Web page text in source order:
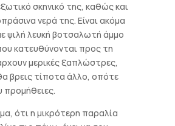
σκηνικό της, καθώς και
νερά της. Είναι ακόμα
ψιλή λευκή βοτσαλωτή άμμο
κατευθύνονται προς τη
μερικές ξαπλώστρες,
βρεις τίποτα άλλο, οπότε
προμήθειες.
ότι η μικρότερη παραλία